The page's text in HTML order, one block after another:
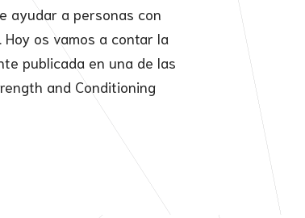
ayudar a personas con
os vamos a contar la
publicada en una de las
and Conditioning